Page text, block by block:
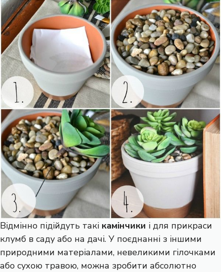
Відмінно підійдуть такі камінчики і для прикраси
клумб в саду або на дачі. У поєднанні з іншими
природними матеріалами, невеликими гілочками
або сухою травою, можна зробити абсолютно